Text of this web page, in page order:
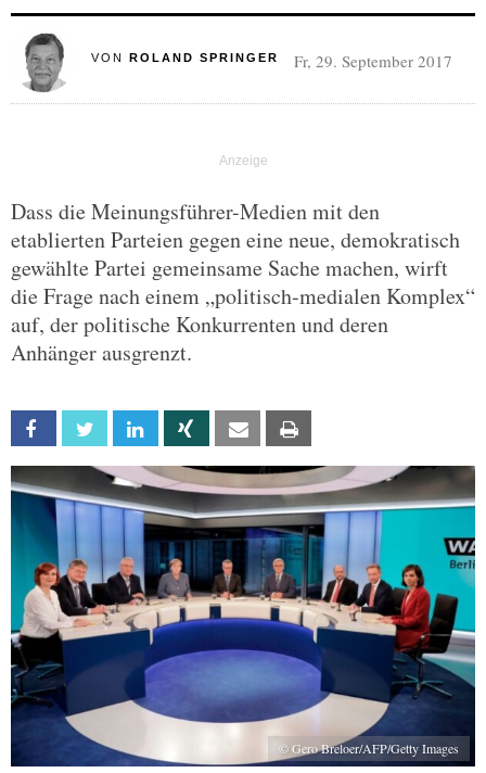
VON ROLAND SPRINGER Fr, 29. September 2017
Dass die Meinungsführer-Medien mit den
etablierten Parteien gegen eine neue, demokratisch
gewählte Partei gemeinsame Sache machen, wirft
die Frage nach einem „politisch-medialen Komplex“
auf, der politische Konkurrenten und deren
Anhänger ausgrenzt.
Facebook Twitter Linkedin Xing Email
© Gero Breloer/AFP/Getty Images